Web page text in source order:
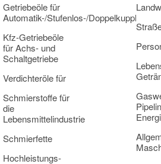
Getriebeöle für
Automatik-/Stufenlos-/
Kfz-Getriebeöle
für Achs- und
Schaltgetriebe
Verdichteröle für
Schmierstoffe für
die
Lebensmittelindustrie
Schmierfette
Hochleistungs-